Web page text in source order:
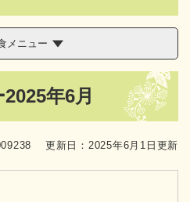
メニュー
年6月
更新日：2025年6月1日更新